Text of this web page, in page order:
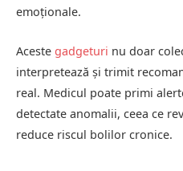
emoționale.
Aceste gadgeturi nu doar
interpretează și trimit
real. Medicul poate primi
detectate anomalii, ceea ce
reduce riscul bolilor cronice.